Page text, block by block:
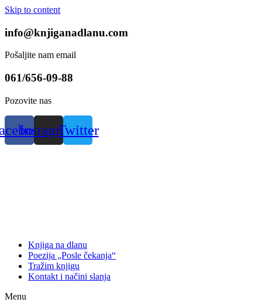
Skip to content
info@knjiganadlanu.com
Pošaljite nam email
061/656-09-88
Pozovite nas
InstagramTwitter
Knjiga na dlanu
Poezija „Posle čekanja“
Tražim knjigu
Kontakt i načini slanja
Menu